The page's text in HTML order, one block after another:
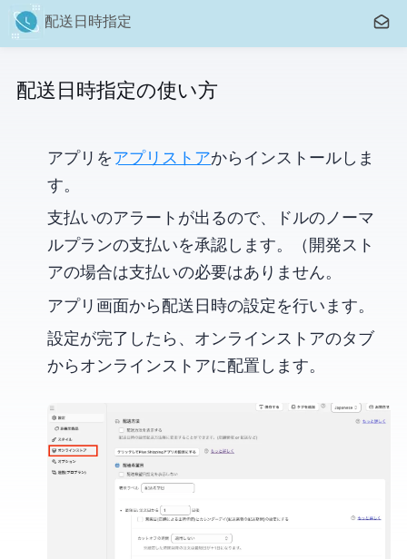
CC 配送日時指定 問
CC 配送日時指定の使い方
アプリをShopifyアプリストアからインストールしま
す。
支払いのアラートが出るので、2.99ドルのノーマ
ルプランの支払いを承認します。（開発スト
アの場合は支払いの必要はありません。)
アプリ画面から配送日時の設定を行います。
設定が完了したら、オンラインストアのタブ
からオンラインストアに配置します。